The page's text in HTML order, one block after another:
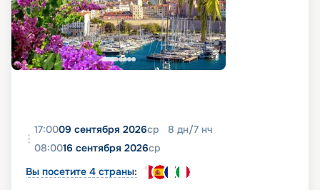
17:0009 сентября 2026ср 8 дн/7 нч
08:0016 сентября 2026ср
Вы посетите 4 страны: